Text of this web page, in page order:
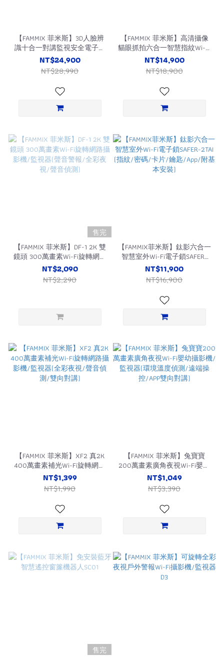
【FAMMIX 菲米斯】3D人臉辨
識十合一對講監視安全電子鎖
SAFER-F3(指紋/密碼/卡片/鑰
匙/附基本安裝)
NT$24,900
NT$28,990
【FAMMIX 菲米斯】高清攝像
貓眼抓拍六合一智慧指紋Wi-Fi
電子鎖SAFER-P1 (指紋/密碼/
卡片/鑰匙)
NT$14,900
NT$18,900
售完
【FAMMIX 菲米斯】DF-1 2K 雙
鏡頭 300萬畫素Wi-Fi旋轉網路
攝影機/監視器(聲音警報/全
彩夜視/聲音偵測)
NT$2,090
NT$2,290
【FAMMIX菲米斯】鈦影六合一
智慧室外Wi-Fi電子鎖SAFER-
2TAI (指紋/密碼/卡片/鑰
匙/App/附基本安裝)
NT$11,900
NT$16,900
【FAMMIX 菲米斯】XF2 真2K
400萬畫素補光Wi-Fi旋轉網路
攝影機/監視器(全彩夜視/聲
音偵測/雙向對講)
NT$1,399
NT$1,990
【FAMMIX 菲米斯】兔寶寶
200萬畫素廣角夜視Wi-Fi嬰幼
攝影機/監視器(環境溫度偵
測/遠端操控/APP雙向對講)
NT$1,049
NT$3,390
售完